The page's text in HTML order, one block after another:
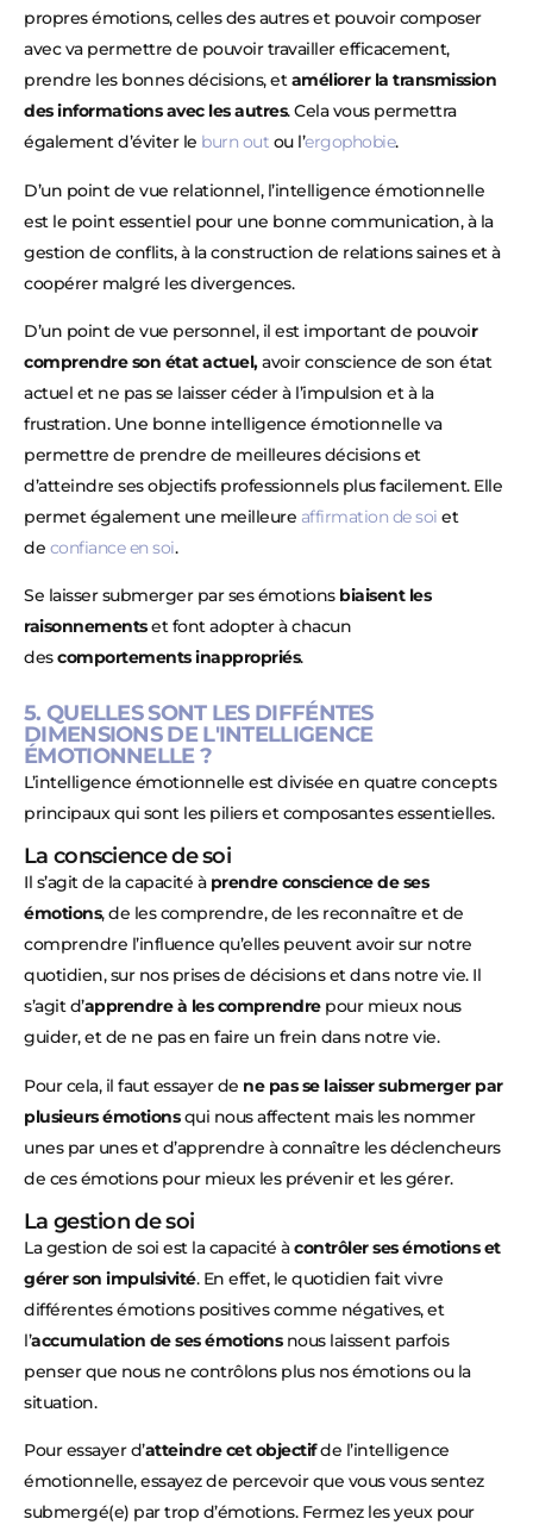
propres émotions, celles des autres et pouvoir composer
avec va permettre de pouvoir travailler efficacement,
prendre les bonnes décisions, etaméliorer la transmission
des informations avec les autres. Cela vous permettra
également d’éviter le burn out ou l’ergophobie.
D’un point de vue relationnel, l’intelligence émotionnelle
est le point essentiel pour une bonne communication, à la
gestion de conflits, à la construction de relations saines et à
coopérer malgré les divergences.
D’un point de vue personnel, il est important de pouvoir
comprendre son état actuel,avoir conscience de son état
actuel et ne pas se laisser céder à l’impulsion et à la
frustration. Une bonne intelligence émotionnelle va
permettre de prendre de meilleures décisions et
d’atteindre ses objectifs professionnels plus facilement. Elle
permet également une meilleure affirmation de soi et
de confiance en soi.
Se laisser submerger par ses émotionsbiaisent les
raisonnementset font adopter à chacun
descomportements inappropriés.
5. QUELLES SONT LES DIFFÉNTES
DIMENSIONS DE L'INTELLIGENCE
ÉMOTIONNELLE ?
L’intelligence émotionnelle est divisée en quatre concepts
principaux qui sont les piliers et composantes essentielles.
La conscience de soi
Il s’agit de la capacité àprendre conscience de ses
émotions, de les comprendre, de les reconnaître et de
comprendre l’influence qu’elles peuvent avoir sur notre
quotidien, sur nos prises de décisions et dans notre vie. Il
s’agit d’apprendre à les comprendrepour mieux nous
guider, et de ne pas en faire un frein dans notre vie.
Pour cela, il faut essayer de ne pas se laisser submerger par
plusieurs émotionsqui nous affectent mais les nommer
unes par unes et d’apprendre à connaître les déclencheurs
de ces émotions pour mieux les prévenir et les gérer.
La gestion de soi
La gestion de soi est la capacité àcontrôler ses émotions et
gérer son impulsivité. En effet, le quotidien fait vivre
différentes émotions positives comme négatives, et
l’accumulation de ses émotionsnous laissent parfois
penser que nous ne contrôlons plus nos émotions ou la
situation.
Pour essayer d’atteindre cet objectifde l’intelligence
émotionnelle, essayez de percevoir que vous vous sentez
submergé(e) par trop d’émotions. Fermez les yeux pour